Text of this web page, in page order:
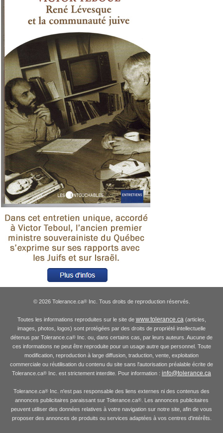
© 2026 Tolerance.ca®Inc. Tous droits de reproduction réservés.
Toutes les informations reproduites sur le site de www.tolerance.ca(articles,
images, photos, logos) sont protégées par des droits de propriété intellectuelle
détenus par Tolerance.ca® Inc. ou, dans certains cas, par leurs auteurs. Aucune de
ces informations ne peut être reproduite pour un usage autre que personnel. Toute
modification, reproduction à large diffusion, traduction, vente, exploitation
commerciale ou réutilisation du contenu du site sans l'autorisation préalable écrite de
Tolerance.ca® Inc. est strictement interdite. Pour information : info@tolerance.ca
Tolerance.ca® Inc. n'est pas responsable des liens externes ni des contenus des
annonces publicitaires paraissant sur Tolerance.ca®. Les annonces publicitaires
peuvent utiliser des données relatives à votre navigation sur notre site, afin de vous
proposer des annonces de produits ou services adaptées à vos centres d'intérêts.